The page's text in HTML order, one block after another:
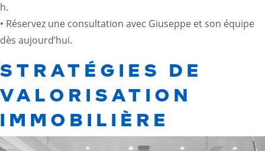
h.
• Réservez une consultation avec Giuseppe et son équipe
dès aujourd’hui.
STRATÉGIES DE
VALORISATION
IMMOBILIÈRE